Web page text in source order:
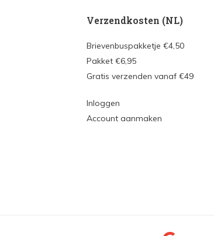
Verzendkosten (NL)
Brievenbuspakketje €4,50
Pakket €6,95
Gratis verzenden vanaf €49
Inloggen
Account aanmaken